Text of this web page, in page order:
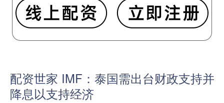
配资世家 IMF：泰国需出台财政支持并
降息以支持经济